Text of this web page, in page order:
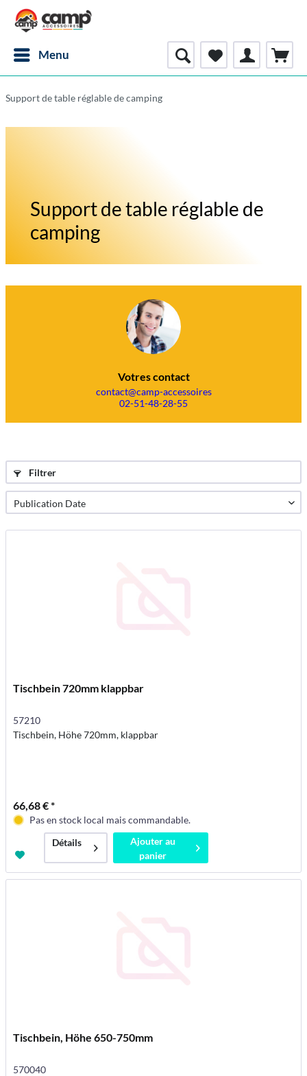
Menu
Support de table réglable de camping
Support de table réglable de
camping
Votres contact
contact@camp-accessoires
02-51-48-28-55
Filtrer
Tischbein 720mm klappbar
57210
Tischbein, Höhe 720mm, klappbar
66,68 € *
Pas en stock local mais commandable.
Détails
Ajouter au
panier
Tischbein, Höhe 650-750mm
570040